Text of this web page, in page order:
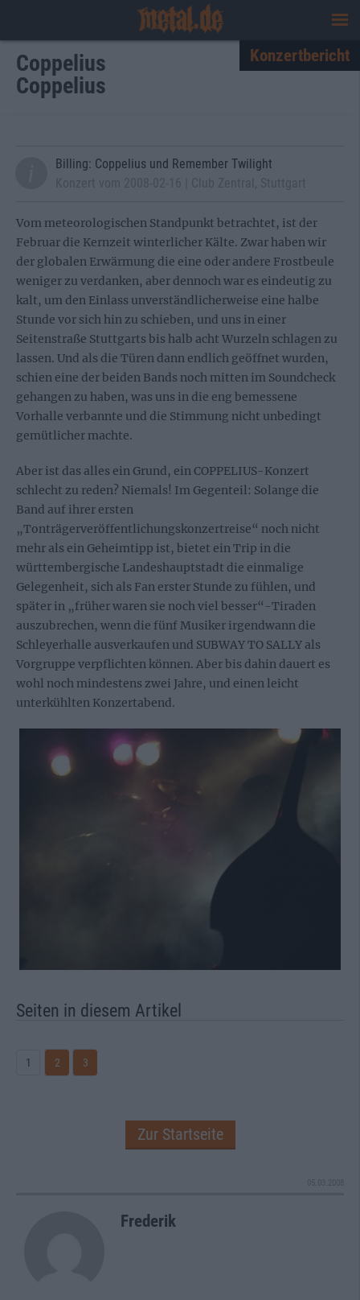
Coppelius
Coppelius
Konzertbericht
Billing: Coppelius und Remember Twilight
Vom meteorologischen Standpunkt betrachtet, ist der
Februar die Kernzeit winterlicher Kälte. Zwar haben wir
der globalen Erwärmung die eine oder andere Frostbeule
weniger zu verdanken, aber dennoch war es eindeutig zu
kalt, um den Einlass unverständlicherweise eine halbe
Stunde vor sich hin zu schieben, und uns in einer
Seitenstraße Stuttgarts bis halb acht Wurzeln schlagen zu
lassen. Und als die Türen dann endlich geöffnet wurden,
schien eine der beiden Bands noch mitten im Soundcheck
gehangen zu haben, was uns in die eng bemessene
Vorhalle verbannte und die Stimmung nicht unbedingt
gemütlicher machte.
Aber ist das alles ein Grund, ein COPPELIUS-Konzert
schlecht zu reden? Niemals! Im Gegenteil: Solange die
Band auf ihrer ersten
„Tonträgerveröffentlichungskonzertreise“ noch nicht
mehr als ein Geheimtipp ist, bietet ein Trip in die
württembergische Landeshauptstadt die einmalige
Gelegenheit, sich als Fan erster Stunde zu fühlen, und
später in „früher waren sie noch viel besser“-Tiraden
auszubrechen, wenn die fünf Musiker irgendwann die
Schleyerhalle ausverkaufen und SUBWAY TO SALLY als
Vorgruppe verpflichten können. Aber bis dahin dauert es
wohl noch mindestens zwei Jahre, und einen leicht
unterkühlten Konzertabend.
Seiten in diesem Artikel
1 2 3
Zur Startseite
Frederik